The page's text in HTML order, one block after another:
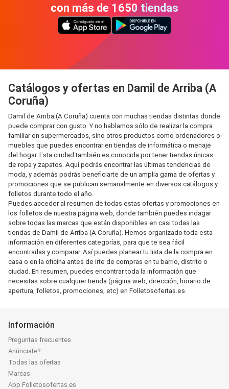
con más de 1650 tiendas
Catálogos y ofertas en Damil de Arriba (A
Coruña)
Damil de Arriba (A Coruña) cuenta con muchas tiendas distintas donde
puede comprar con gusto. Y no hablamos sólo de realizar la compra
familiar en supermercados, sino otros productos como ordenadores o
muebles que puedes encontrar en tiendas de informática o menaje
del hogar. Esta ciudad también es conocida por tener tiendas únicas
de ropa y zapatos. Aquí podrás encontrar las últimas tendencias de
moda, y además podrás beneficiarte de un amplia gama de ofertas y
promociones que se publican semanalmente en diversos catálogos y
folletos durante todo el año.
Puedes acceder al resumen de todas estas ofertas y promociones en
los folletos de nuestra página web, donde también puedes indagar
sobre todas las marcas que están disponibles en casi todas las
tiendas de Damil de Arriba (A Coruña). Hemos organizado toda esta
información en diferentes categorías, para que te sea fácil
encontrarlas y comparar. Así puedes planear tu lista de la compra en
casa o en la oficina antes de irte de compras en tu barrio, distrito o
ciudad. En resumen, puedes encontrar toda la información que
necesitas sobre cualquier tienda (página web, dirección, horario de
apertura, folletos, promociones, etc) en Folletosofertas.es.
Información
Preguntas frecuentes
Anúnciate?
Todas las ofertas
Marcas
App Folletosofertas.es